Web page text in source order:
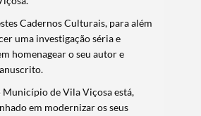
Cadernos Culturais, para além
uma investigação séria e
homenagear o seu autor e
Município de Vila Viçosa está,
em modernizar os seus